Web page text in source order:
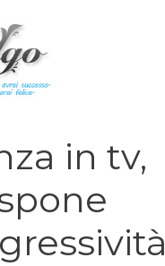
in tv,